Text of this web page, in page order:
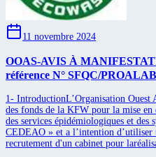
11 novembre 2024
OOAS-AVIS À
référence N° SFQC/
1- IntroductionL’Organisation Ouest
des fonds de la KFW pour la mise
des services épidémiologiques et des
CEDEAO » et a l’intention
recrutement d'un cabinet pour